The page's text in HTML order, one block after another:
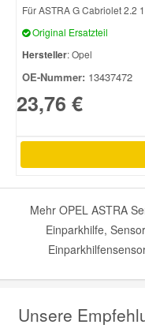
Für ASTRA G Cabriolet 2.2
Original Ersatzteil
Hersteller: Opel
OE-Nummer: 13437472
23,76 €
Mehr OPEL ASTRA
Einparkhilfe,
Unsere